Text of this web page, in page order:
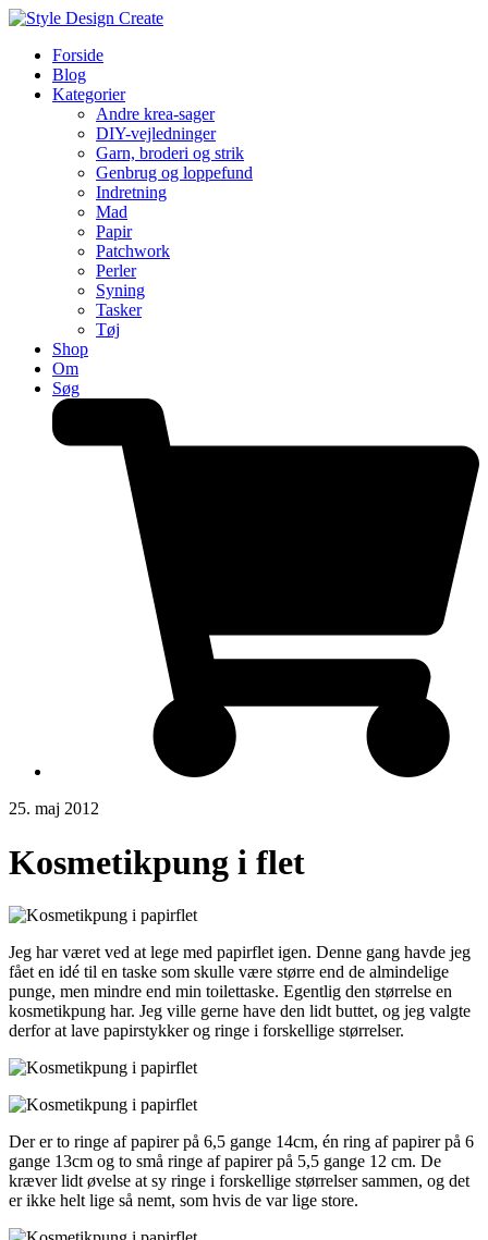
Forside
Blog
Kategorier
Andre krea-sager
DIY-vejledninger
Garn, broderi og strik
Genbrug og loppefund
Indretning
Mad
Papir
Patchwork
Perler
Syning
Tasker
Tøj
Shop
Om
Søg
25. maj 2012
Kosmetikpung i flet
Jeg har været ved at lege med papirflet igen. Denne gang havde jeg
fået en idé til en taske som skulle være større end de almindelige
punge, men mindre end min toilettaske. Egentlig den størrelse en
kosmetikpung har. Jeg ville gerne have den lidt buttet, og jeg valgte
derfor at lave papirstykker og ringe i forskellige størrelser.
Der er to ringe af papirer på 6,5 gange 14cm, én ring af papirer på 6
gange 13cm og to små ringe af papirer på 5,5 gange 12 cm. De
kræver lidt øvelse at sy ringe i forskellige størrelser sammen, og det
er ikke helt lige så nemt, som hvis de var lige store.